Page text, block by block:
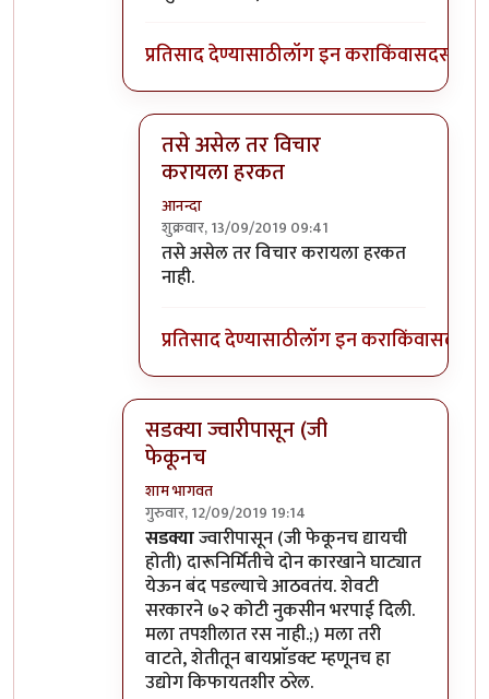
प्रतिसाद देण्यासाठीलॉग इन कराकिंवासदस्य व्हा
तसे असेल तर विचार
करायला हरकत
आनन्दा
शुक्रवार, 13/09/2019 09:41
In reply toआनंदाजीbyभंकस बाबा
तसे असेल तर विचार करायला हरकत
नाही.
प्रतिसाद देण्यासाठीलॉग इन कराकिंवासदस्य
सडक्या ज्वारीपासून (जी
फेकूनच
शाम भागवत
गुरुवार, 12/09/2019 19:14
In reply toतसा विषय नाही तो. उसापासुन
सडक्याज्वारीपासून (जी फेकूनच द्यायची
होती) दारूनिर्मितीचे दोन कारखाने घाट्यात
येऊन बंद पडल्याचे आठवतंय. शेवटी
सरकारने ७२ कोटी नुकसीन भरपाई दिली.
मला तपशीलात रस नाही.;) मला तरी
वाटते, शेतीतून बायप्राॅडक्ट म्हणूनच हा
उद्योग किफायतशीर ठरेल.